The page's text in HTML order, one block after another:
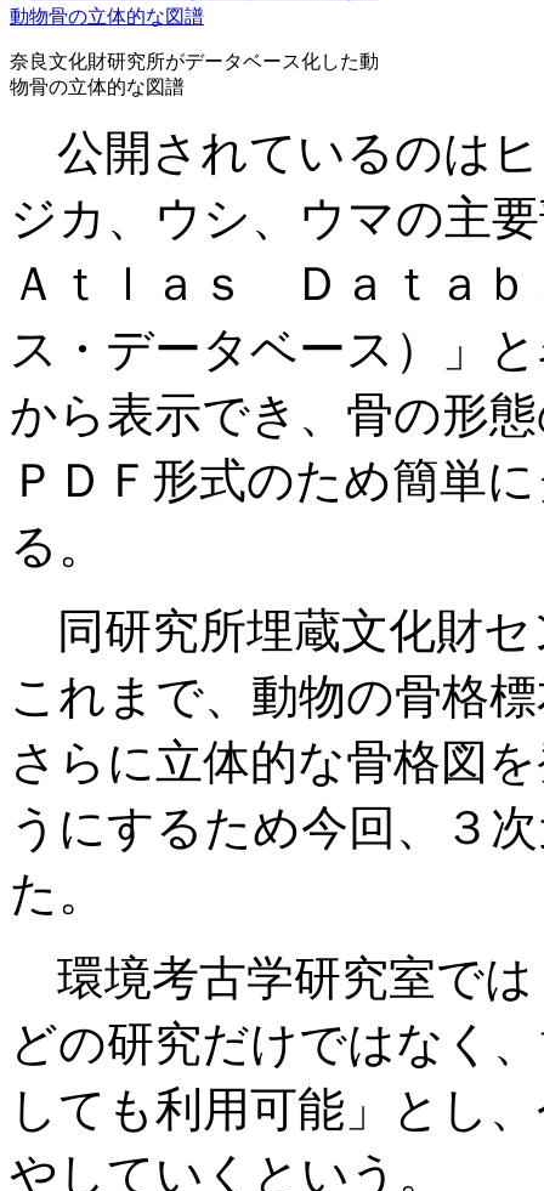
奈良文化財研究所がデータベース化した動
物骨の立体的な図譜
公開されているのは
ジカ、ウシ、ウマの
Ａｔｌａｓ Ｄａｔａｂ
ス・データベース）」
から表示でき、骨の形
ＰＤＦ形式のため簡単
る。
同研究所埋蔵文化財セ
これまで、動物の骨格
さらに立体的な骨格図
うにするため今回、３
た。
環境考古学研究室では
どの研究だけではなく
しても利用可能」とし
やしていくという。